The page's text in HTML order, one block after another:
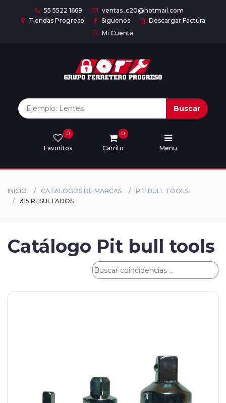
55 5522 1669
ventas_c20@hotmail.com
Tiendas Progreso
Siguenos
Descargar Factura
Mi Cuenta
Buscar
Favoritos
0
Carrito
0
Menu
Marcas
Descargar
INICIO CATALOGOS DE MARCAS
PIT BULL TOOLS
315 RESULTADOS
Catálogo Pit bull tools